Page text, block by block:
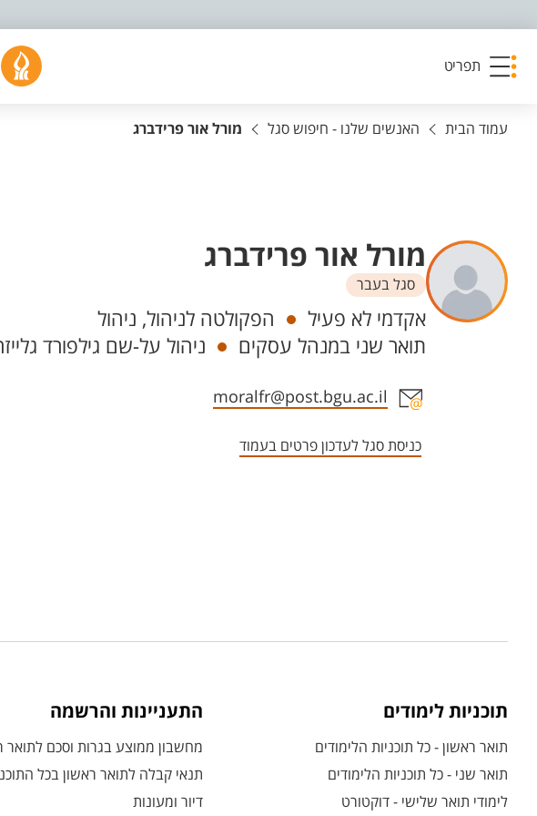
תפריט
עמוד הבית האנשים שלנו - חיפוש סגל מורל אור פרידברג
מורל אור פרידברג
סגל בעבר
יחידות
אקדמי לא פעיל
הפקולטה לניהול, ניהול
תואר שני במנהל עסקים
ניהול על-שם גילפורד
אזור צור קשר עם איש הסגל
moralfr@post.bgu.ac.il
כניסת סגל לעדכון פרטים בעמוד
תוכניות לימודים
תואר ראשון - כל תוכניות הלימודים
תואר שני - כל תוכניות הלימודים
לימודי תואר שלישי - דוקטורט
התעניינות והרשמה
מחשבון ממוצע בגרות וסכם לתואר
תנאי קבלה לתואר ראשון בכל
דיור ומעונות